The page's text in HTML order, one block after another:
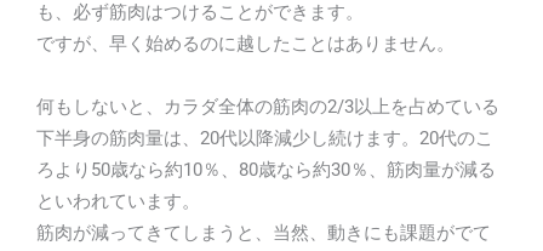
も、必ず筋肉はつけることができます。
ですが、早く始めるのに越したことはありません。
何もしないと、カラダ全体の筋肉の2/3以上を占めている
下半身の筋肉量は、20代以降減少し続けます。20代のこ
ろより50歳なら約10％、80歳なら約30％、筋肉量が減る
といわれています。
筋肉が減ってきてしまうと、当然、動きにも課題がでて